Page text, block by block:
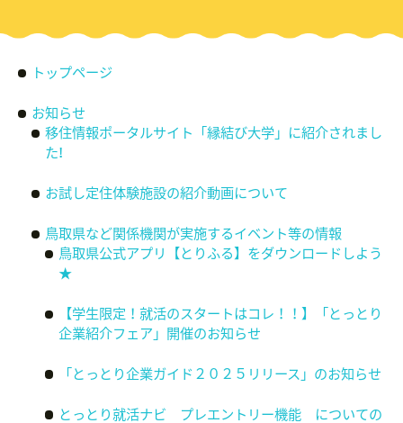
トップページ
お知らせ
移住情報ポータルサイト「縁結び大学」に紹介されまし
た!
お試し定住体験施設の紹介動画について
鳥取県など関係機関が実施するイベント等の情報
鳥取県公式アプリ【とりふる】をダウンロードしよう
★
【学生限定！就活のスタートはコレ！！】「とっとり
企業紹介フェア」開催のお知らせ
「とっとり企業ガイド２０２５リリース」のお知らせ
とっとり就活ナビ プレエントリー機能 についての